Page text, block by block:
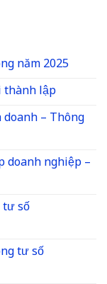
năm 2025
thành lập
– Thông
doanh nghiệp –
số
tư số